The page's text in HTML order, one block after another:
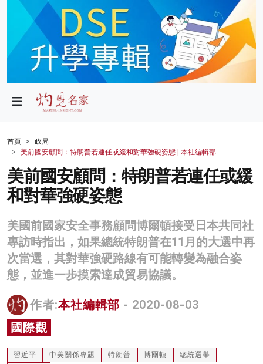
政局
財經
生活
健康
商業
科技
影片
名家榜
灼見活動
關於我們
首頁
政局
美前國安顧問：特朗普若連任或緩和對華強硬姿態 | 本社編輯部
美前國安顧問：特朗普若連任或緩
和對華強硬姿態
美國前國家安全事務顧問博爾頓接受日本共同社
專訪時指出，如果總統特朗普在11月的大選中再
次當選，其對華強硬路線有可能轉變為融合姿
態，並進一步摸索達成貿易協議。
作者:本社編輯部 - 2020-08-03
國際觀
習近平 中美關係專題 特朗普 博爾頓
總統選舉